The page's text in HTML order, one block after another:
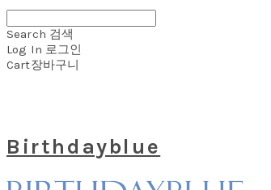
Search 검색
Log In 로그인
Cart장바구니
Birthdayblue